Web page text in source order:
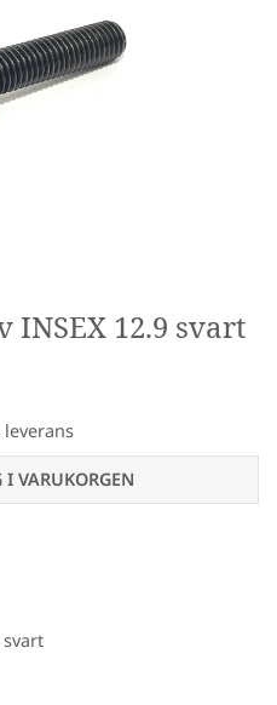
INSEX 12.9 svart
I VARUKORGEN
svart